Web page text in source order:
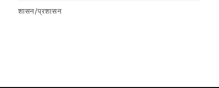
शासन/प्रशासन